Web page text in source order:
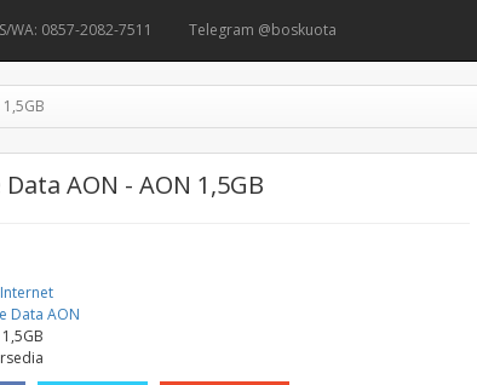
WA: 0857-2082-7511 Telegram @boskuota
AON - AON 1,5GB
Data AON